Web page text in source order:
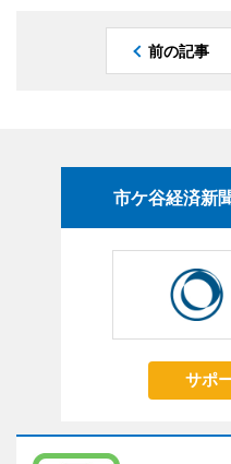
前の記事
市ケ谷経済新
サポ